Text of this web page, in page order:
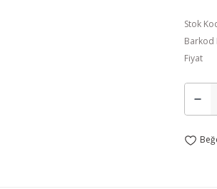
Stok
Barkod
Fiyat